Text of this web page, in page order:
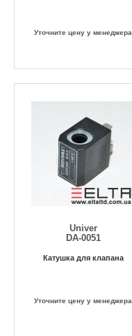
Уточните цену у менеджера
Univer
DA-0051
Кaтушка для клапана
Уточните цену у менеджера